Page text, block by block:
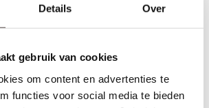
Details Over
gebruik van cookies
om content en advertenties te
functies voor social media te bieden
toevoegen
zit altijd op een hoogte van 105 cm
van de deur. Let op! De
is van belang. Maak je keuze uit het